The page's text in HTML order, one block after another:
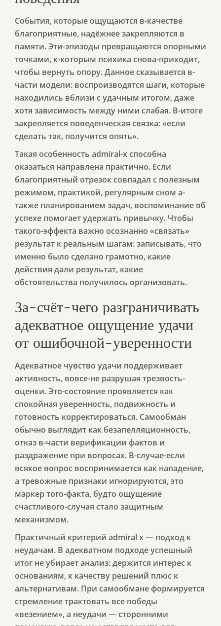
События, которые ощущаются в-качестве
благоприятные, надёжнее закрепляются в
памяти. Эти-эпизоды превращаются опорными
точками, к-которым психика снова-приходит,
чтобы вернуть опору. Данное сказывается в-
части модели: воспроизводятся шаги, которые
находились вблизи с удачным итогом, даже
хотя зависимость между ними слабая. В-итоге
закрепляется поведенческая связка: «если
сделать так, получится опять».
Такая особенность admiral-x способна
оказаться направлена практично. Если
благоприятный отрезок совпадал с полезным
режимом, практикой, регулярным сном а-
также планированием задач, воспоминание об
успехе помогает удержать привычку. Чтобы
такого-эффекта важно осознанно «связать»
результат к реальным шагам: записывать, что
именно было сделано грамотно, какие
действия дали результат, какие
обстоятельства получилось организовать.
За-счёт-чего разграничивать
адекватное ощущение удачи
от ошибочной-уверенности
Адекватное чувство удачи поддерживает
активность, вовсе-не разрушая трезвость-
оценки. Это-состояние проявляется как
спокойная уверенность, подвижность и
готовность корректироваться. Самообман
обычно выглядит как безапелляционность,
отказ в-части верификации фактов и
раздражение при вопросах. В-случае-если
всякое вопрос воспринимается как нападение,
а тревожные признаки игнорируются, это
маркер того-факта, будто ощущение
счастливого-случая стало защитным
механизмом.
Практичный критерий admiral x — подход к
неудачам. В адекватном подходе успешный
итог не убирает анализ: держится интерес к
основаниям, к качеству решений плюс к
альтернативам. При самообмане формируется
стремление трактовать все победы
«везением», а неудачи — сторонними